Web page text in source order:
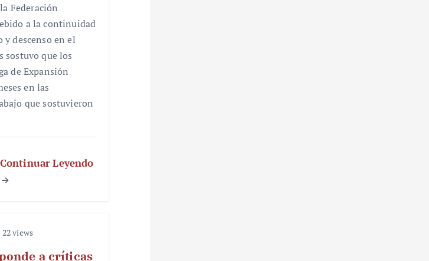
Federación
a la continuidad
y descenso en el
sostuvo que los
de Expansión
en las
que sostuvieron
Continuar Leyendo
22 views
a críticas